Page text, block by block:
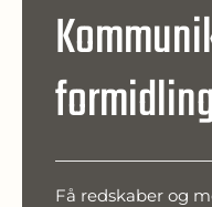
Få redskaber og